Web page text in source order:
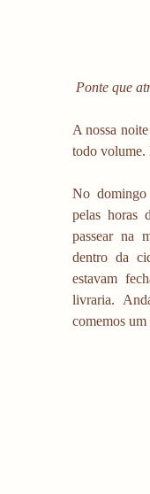
Ponte que
A nossa
todo volume.
No
pelas horas
passear na
dentro da
estavam
livraria.
comemos